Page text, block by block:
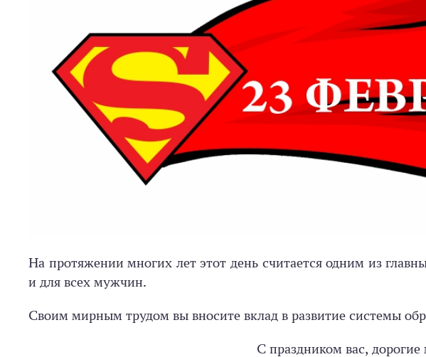
На протяжении многих лет этот день считается одним из
и для всех мужчин.
Своим мирным трудом вы вносите вклад в развитие системы
С праздником вас,